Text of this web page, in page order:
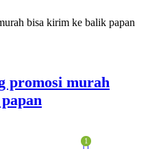
promosi murah
1